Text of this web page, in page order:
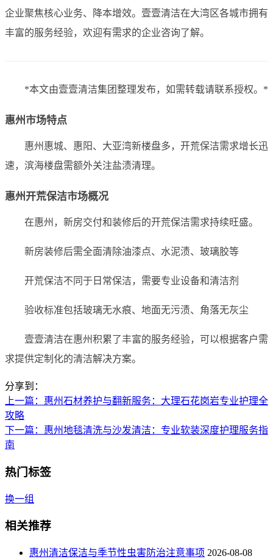
企业聚焦核心业务、降本增效。壹壹清洁在大湾区各城市拥有
丰富的服务经验，欢迎有需求的企业咨询了解。
*本文由壹壹清洁集团整理发布，如需转载请联系授权。*
惠州市场特点
惠州惠城、惠阳、大亚湾新楼盘多，开荒保洁需求增长迅
速，滨海楼盘需额外关注盐渍清理。
惠州开荒保洁市场概况
在惠州，新房交付和装修后的开荒保洁需求持续旺盛。
新房装修后需全面清除油漆点、水泥渍、玻璃胶等
开荒保洁不同于日常保洁，需要专业设备和清洁剂
验收标准包括玻璃无水痕、地面无污渍、角落无灰尘
壹壹清洁在惠州积累了丰富的服务经验，可以根据客户需
求提供定制化的清洁解决方案。
分享到：
上一篇 ：惠州石材养护与翻新服务：大理石花岗岩专业护理全
攻略
下一篇 ：惠州地毯清洗与沙发清洁：专业软装深度护理服务指
南
热门标签
换一组
相关推荐
惠州清洁保洁与季节性虫害防治注意事项 2026-08-08